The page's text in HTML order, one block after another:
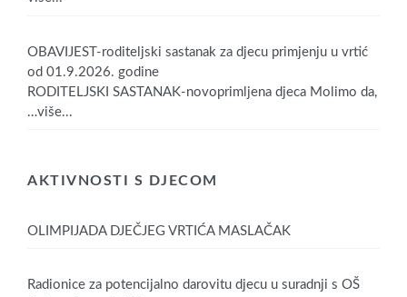
OBAVIJEST-roditeljski sastanak za djecu primjenju u vrtić
od 01.9.2026. godine
RODITELJSKI SASTANAK-novoprimljena djeca Molimo da,
…više...
AKTIVNOSTI S DJECOM
OLIMPIJADA DJEČJEG VRTIĆA MASLAČAK
Radionice za potencijalno darovitu djecu u suradnji s OŠ